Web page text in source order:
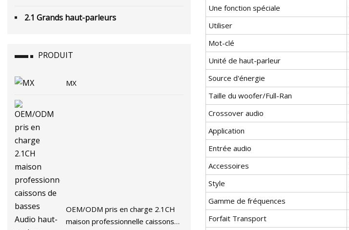
2.1 Grands haut-parleurs
PRODUIT
MX
OEM/ODM pris en charge 2.1CH
maison professionnelle caissons
Une fonction spéciale
Utiliser
Mot-clé
Unité de haut-parleur
Source d'énergie
Taille du woofer/Full-Ran
Crossover audio
Application
Entrée audio
Accessoires
Style
Gamme de fréquences
Forfait Transport